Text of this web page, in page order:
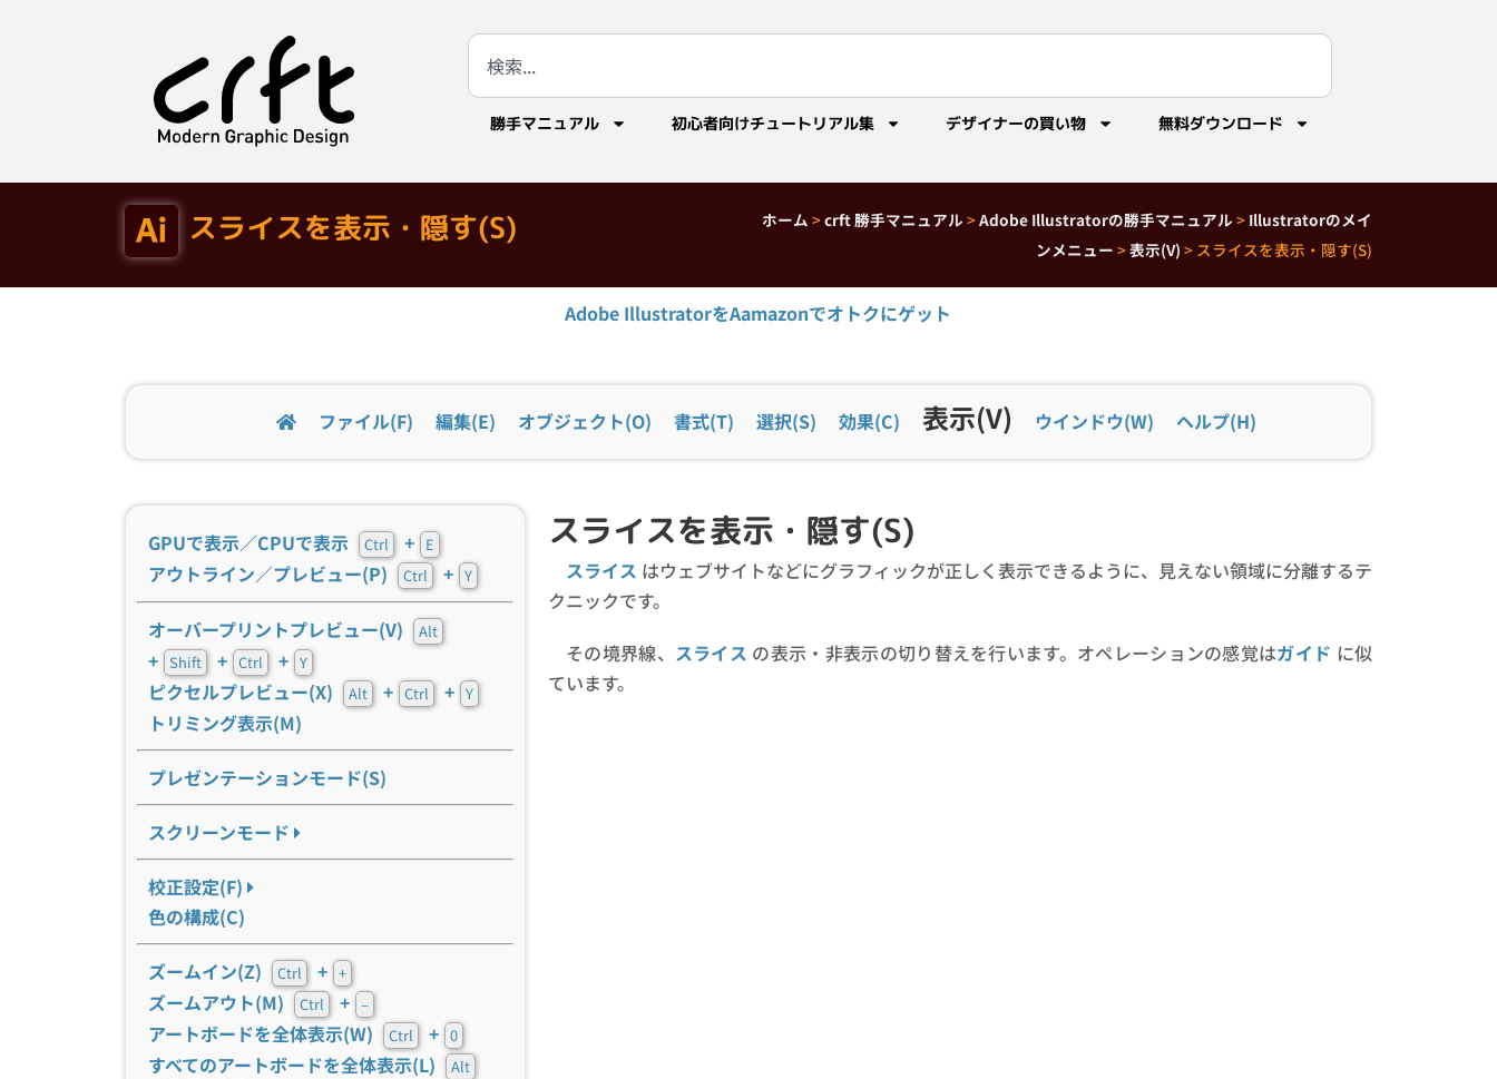
勝手マニュアル 初心者向けチュートリアル集 デザイナーの買い物 無料ダウンロード
スライスを表示・隠す(S) ホーム >crft 勝手マニュアル >Adobe Illustratorの勝手マニュアル > Illustratorのメイ
ンメニュー >表示(V) > スライスを表示・隠す(S)
Adobe IllustratorをAamazonでオトクにゲット
ファイル(F) 編集(E) オブジェクト(O) 書式(T) 選択(S) 効果(C) 表示(V) ウインドウ(W) ヘルプ(H)
GPUで表示／CPUで表示 Ctrl + E
アウトライン／プレビュー(P) Ctrl + Y
オーバープリントプレビュー(V) Alt
+ Shift + Ctrl + Y
ピクセルプレビュー(X) Alt + Ctrl + Y
トリミング表示(M)
プレゼンテーションモード(S)
スクリーンモード
校正設定(F)
色の構成(C)
ズームイン(Z) Ctrl + +
ズームアウト(M) Ctrl + –
アートボードを全体表示(W) Ctrl + 0
すべてのアートボードを全体表示(L) Alt
スライスを表示・隠す(S)
スライス はウェブサイトなどにグラフィックが正しく表示できるように、見えない領域に分離するテ
クニックです。
その境界線、 スライス の表示・非表示の切り替えを行います。オペレーションの感覚はガイド に似
ています。